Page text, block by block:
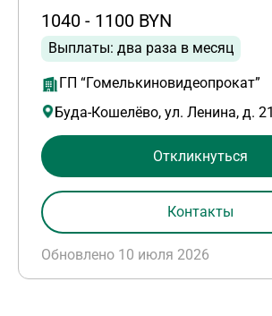
1040 - 1100 BYN
Выплаты: два раза в месяц
ГП “Гомелькиновидеопрокат”
Буда-Кошелёво, ул. Ленина, д. 21
Обновлено 10 июля 2026
Откликнуться
Контакты